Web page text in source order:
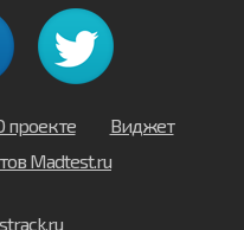
проекте
Виджет
Madtest.ru